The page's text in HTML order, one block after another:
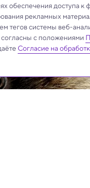
обеспечения доступа к
рекламных
тегов системы веб-
с положениями
Согласие на